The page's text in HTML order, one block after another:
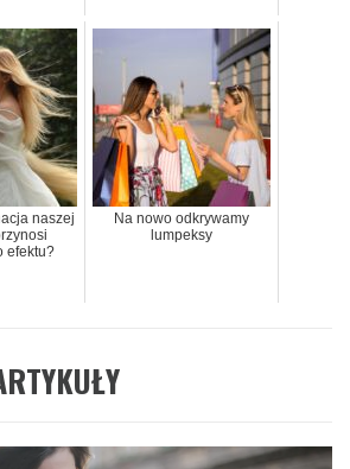
naszej
efektu?
Na nowo odkrywamy
lumpeksy